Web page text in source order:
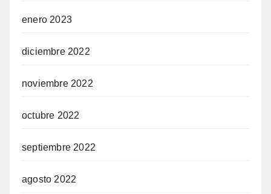
enero 2023
diciembre 2022
noviembre 2022
octubre 2022
septiembre 2022
agosto 2022